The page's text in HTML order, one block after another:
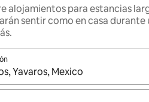
alojamientos para estancias
sentir como en casa durante
los resultados estén disponibles,